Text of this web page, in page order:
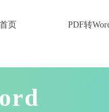
首页 PDF转